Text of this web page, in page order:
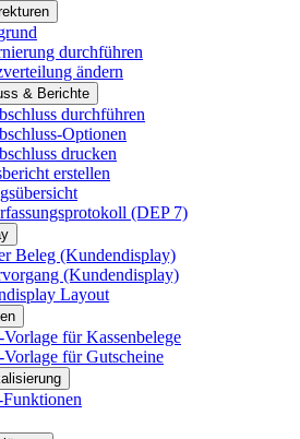
durchführen
ändern
& Berichte
durchführen
Optionen
drucken
erstellen
(DEP 7)
Beleg (Kundendisplay)
(Kundendisplay)
Layout
für Kassenbelege
für Gutscheine